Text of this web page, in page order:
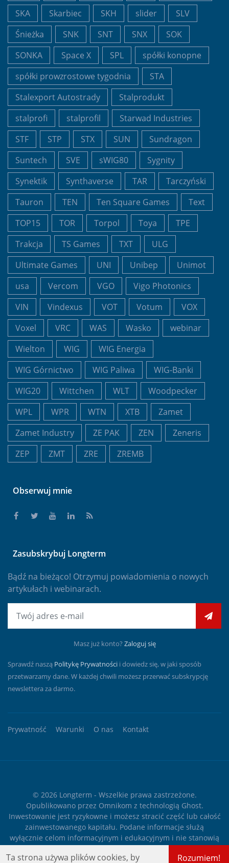
SKA
Skarbiec SKH slider
SLV
Śnieżka
SNK SNT SNX
SOK
SONKA
Space X SPL
spółki konopne
spółki prowzrostowe tygodnia
STA
Stalexport Autostrady
Stalprodukt
stalprofi
stalprofil
Starwad Industries
STF
STP STX SUN
Sundragon
Suntech
SVE sWIG80
Sygnity
Synektik
Synthaverse TAR
Tarczyński
Tauron
TEN Ten Square Games
Text
TOP15
TOR Torpol Toya
TPE
Trakcja
TS Games TXT
ULG
Ultimate Games
UNI Unibep
Unimot
usa
Vercom VGO
Vigo Photonics
VIN
Vindexus VOT Votum
VOX
Voxel
VRC WAS Wasko
webinar
Wielton
WIG
WIG Energia
WIG Górnictwo
WIG Paliwa
WIG-Banki
WIG20
Wittchen WLT
Woodpecker
WPL
WPR WTN XTB
Zamet
Zamet Industry
ZE PAK ZEN
Zeneris
ZEP
ZMT ZRE ZREMB
Obserwuj mnie
Zasubskrybuj Longterm
Bądź na bieżąco! Otrzymuj powiadomienia o nowych
artykułach i webinarach.
Masz już konto? Zaloguj się
Sprawdź naszą Politykę Prywatności i dowiedz się, w jaki sposób
przetwarzamy dane. W każdej chwili możesz przerwać subskrypcję
newslettera za darmo.
Prywatność Warunki O nas Kontakt
© 2026 Longterm - Wszelkie prawa zastrzeżone.
Opublikowano przez Omnikom z technologią Ghost.
Inwestowanie jest ryzykowne i możesz stracić część lub całość
zainwestowanego kapitału. Podane informacje służą
wyłącznie celom informacyjnym i edukacyjnym i nie stanowią
żadnego rodzaju porady finansowej ani rekomendacji
inwestycyjnej.
Rozumiem!
Ta strona używa plików cookies, by